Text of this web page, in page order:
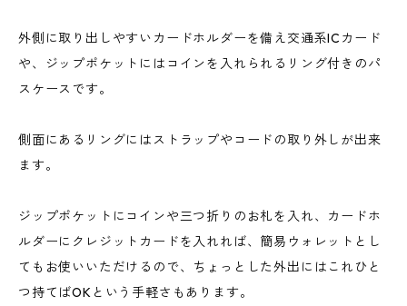
外側に取り出しやすいカードホルダーを備え交通系ICカード
や、ジップポケットにはコインを入れられるリング付きのパ
スケースです。
側面にあるリングにはストラップやコードの取り外しが出来
ます。
ジップポケットにコインや三つ折りのお札を入れ、カードホ
ルダーにクレジットカードを入れれば、簡易ウォレットとし
てもお使いいただけるので、ちょっとした外出にはこれひと
つ持てばOKという手軽さもあります。